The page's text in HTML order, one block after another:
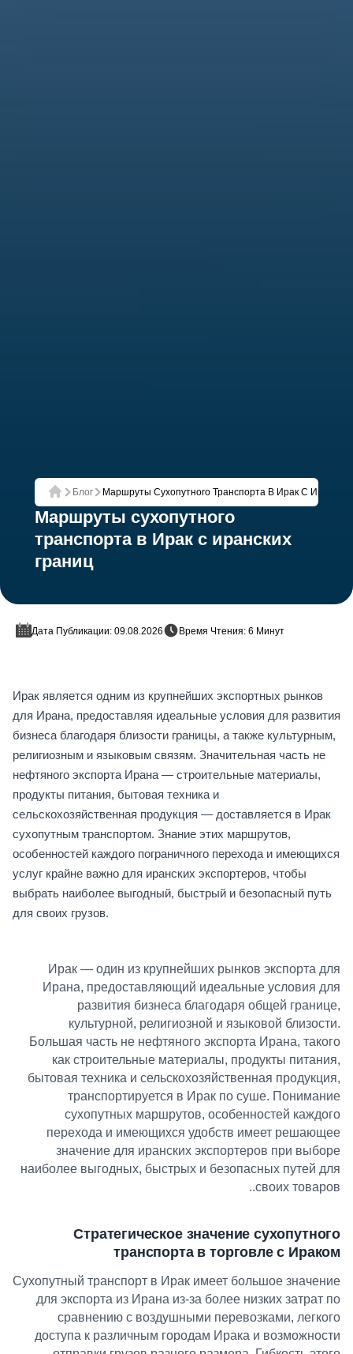
Главная
Блог Маршруты Сухопутного Транспорта В Ирак С
Маршруты сухопутного
транспорта в Ирак с иранских
границ
Дата Публикации: 09.08.2026 Время Чтения: 6 Минут
Ирак является одним из крупнейших экспортных рынков
для Ирана, предоставляя идеальные условия для развития
бизнеса благодаря близости границы, а также культурным,
религиозным и языковым связям. Значительная часть не
нефтяного экспорта Ирана — строительные материалы,
продукты питания, бытовая техника и
сельскохозяйственная продукция — доставляется в Ирак
сухопутным транспортом. Знание этих маршрутов,
особенностей каждого пограничного перехода и имеющихся
услуг крайне важно для иранских экспортеров, чтобы
выбрать наиболее выгодный, быстрый и безопасный путь
для своих грузов.
Ирак — один из крупнейших рынков экспорта для
Ирана, предоставляющий идеальные условия для
развития бизнеса благодаря общей границе,
культурной, религиозной и языковой близости.
Большая часть не нефтяного экспорта Ирана, такого
как строительные материалы, продукты питания,
бытовая техника и сельскохозяйственная продукция,
транспортируется в Ирак по суше. Понимание
сухопутных маршрутов, особенностей каждого
перехода и имеющихся удобств имеет решающее
значение для иранских экспортеров при выборе
наиболее выгодных, быстрых и безопасных путей для
своих товаров.
.
Стратегическое значение сухопутного
транспорта в торговле с Ираком
Сухопутный транспорт в Ирак имеет большое значение
для экспорта из Ирана из-за более низких затрат по
сравнению с воздушными перевозками, легкого
доступа к различным городам Ирака и возможности